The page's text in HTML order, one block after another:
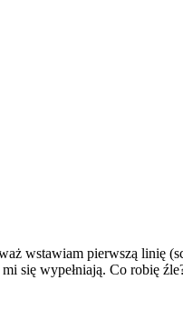
wstawiam pierwszą linię
się wypełniają. Co robię